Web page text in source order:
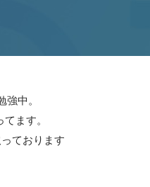
中。
ます。
ております